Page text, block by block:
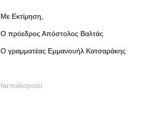
Με Εκτίμηση,
Ο πρόεδρος Απόστολος Βαλτάς
Ο γραμματέας Εμμανουήλ Κατσαράκης
farmakopoioi